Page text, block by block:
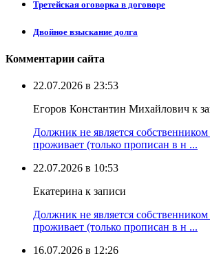
Третейская оговорка в договоре
Двойное взыскание долга
Комментарии сайта
22.07.2026 в 23:53
Егоров Константин Михайлович к
Должник не является
проживает (только прописан в н ...
22.07.2026 в 10:53
Екатерина к записи
Должник не является
проживает (только прописан в н ...
16.07.2026 в 12:26